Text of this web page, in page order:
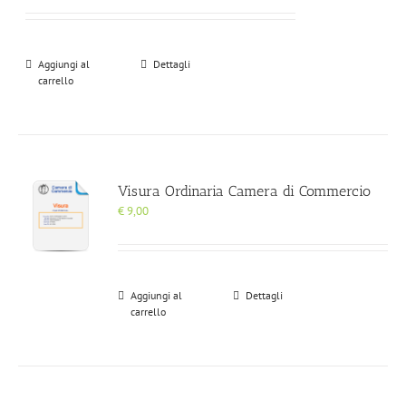
Aggiungi al
carrello
Dettagli
Visura Ordinaria Camera di Commercio
€9,00
Aggiungi al
carrello
Dettagli